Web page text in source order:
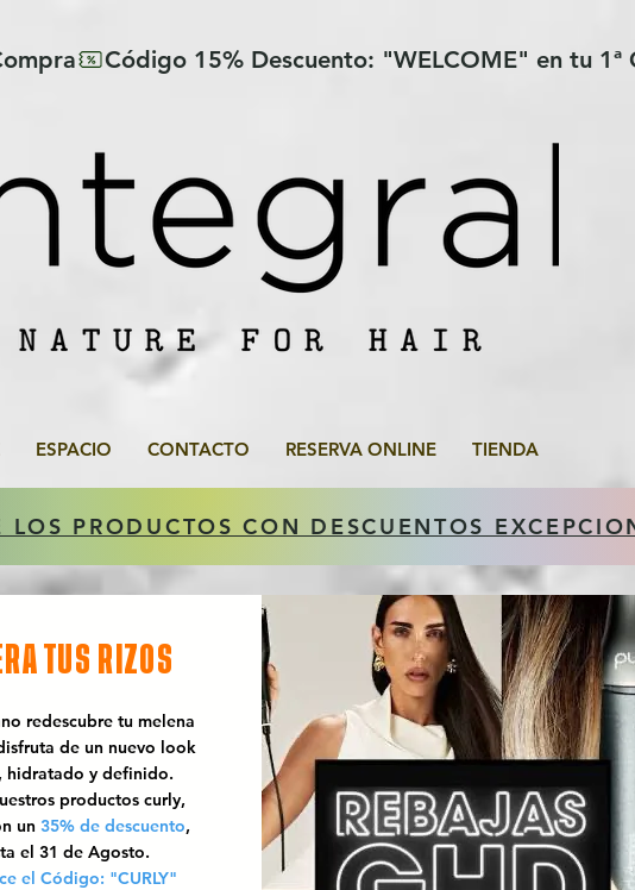
ESPACIO CONTACTO RESERVA ONLINE TIENDA
LOS PRODUCTOS CON DESCUENTOS
TUS RIZOS
redescubre tu melena
de un nuevo look
hidratado y definido.
productos curly,
un 35% de descuento,
el 31 de Agosto.
el Código: "CURLY"